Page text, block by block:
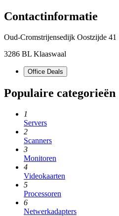
Contactinformatie
Oud-Cromstrijensedijk Oostzijde 41
3286 BL Klaaswaal
Office Deals
Populaire categorieën
1
Servers
2
Scanners
3
Monitoren
4
Videokaarten
5
Processoren
6
Netwerkadapters